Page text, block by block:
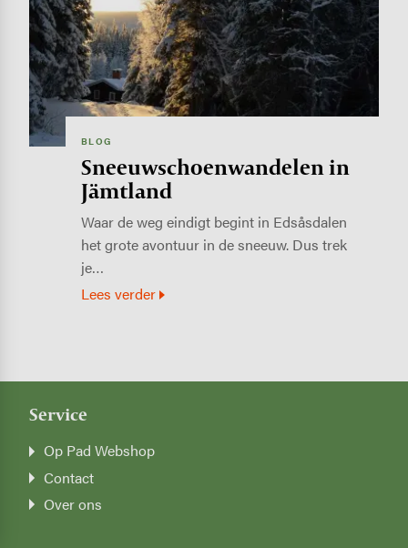
BLOG
Sneeuwschoenwandelen in
Jämtland
Waar de weg eindigt begint in Edsåsdalen
het grote avontuur in de sneeuw. Dus trek
je…
Lees verder
Service
Op Pad Webshop
Contact
Over ons